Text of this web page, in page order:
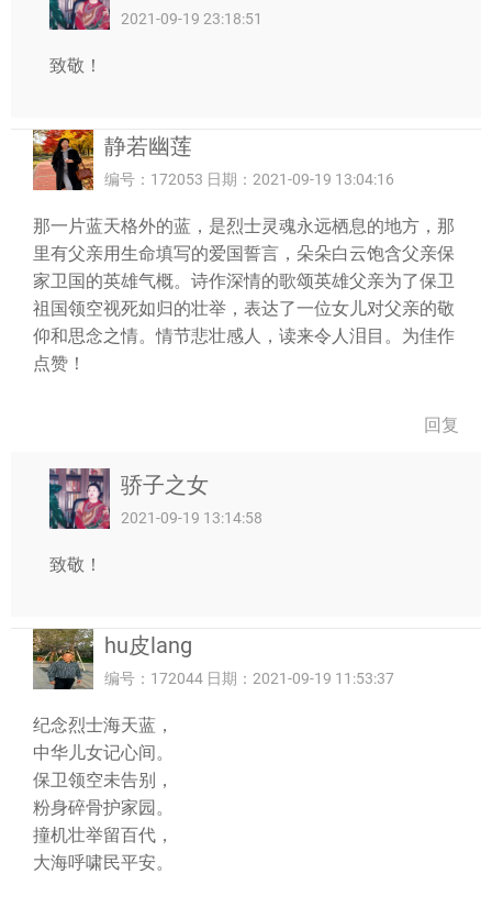
2021-09-19 23:18:51
致敬！
静若幽莲
编号：172053 日期：2021-09-19 13:04:16
那一片蓝天格外的蓝，是烈士灵魂永远栖息的地方，那
里有父亲用生命填写的爱国誓言，朵朵白云饱含父亲保
家卫国的英雄气概。诗作深情的歌颂英雄父亲为了保卫
祖国领空视死如归的壮举，表达了一位女儿对父亲的敬
仰和思念之情。情节悲壮感人，读来令人泪目。为佳作
点赞！
回复
骄子之女
2021-09-19 13:14:58
致敬！
hu皮lang
编号：172044 日期：2021-09-19 11:53:37
纪念烈士海天蓝，
中华儿女记心间。
保卫领空未告别，
粉身碎骨护家园。
撞机壮举留百代，
大海呼啸民平安。